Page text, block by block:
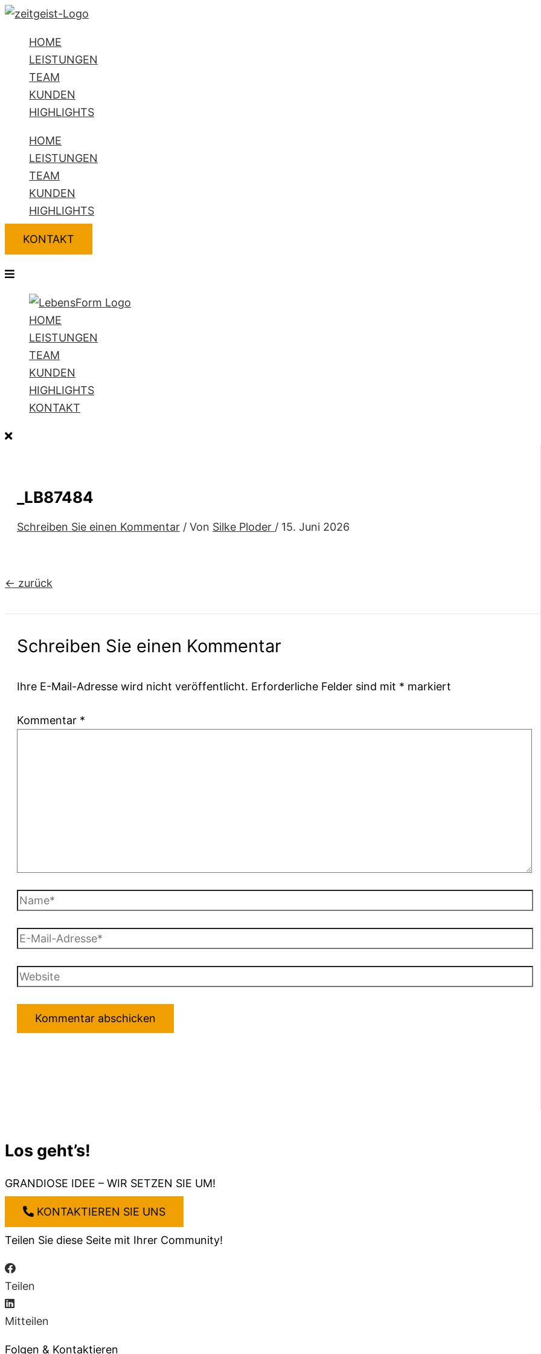
Zum
springen
HOME
LEISTUNGEN
TEAM
KUNDEN
HIGHLIGHTS
HOME
LEISTUNGEN
TEAM
KUNDEN
HIGHLIGHTS
KONTAKT
Flyout
HOME
LEISTUNGEN
TEAM
KUNDEN
HIGHLIGHTS
KONTAKT
_LB87484
Schreiben Sie einen Kommentar / Von Silke Ploder / 15. Juni 2026
← zurück
Schreiben Sie einen Kommentar
Ihre E-Mail-Adresse wird nicht veröffentlicht. Erforderliche Felder sind mit * markiert
Kommentar *
Name*
E-
Adresse*
Website
Los geht’s!
GRANDIOSE IDEE – WIR SETZEN SIE UM!
KONTAKTIEREN SIE UNS
Teilen Sie diese Seite mit Ihrer Community!
Teilen
Mitteilen
Folgen & Kontaktieren